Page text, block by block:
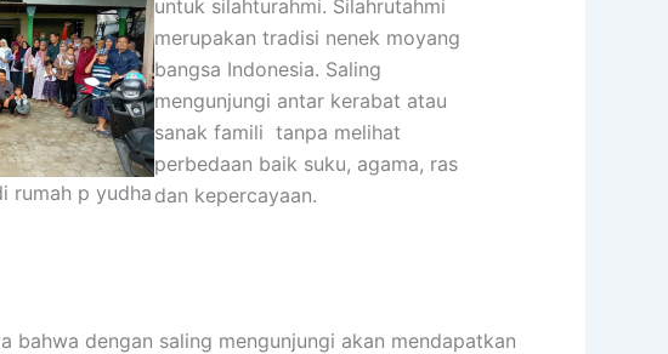
rumah p yudha
untuk silahturahmi. Silahrutahmi
merupakan tradisi nenek moyang
bangsa Indonesia. Saling
mengunjungi antar kerabat atau
sanak famili tanpa melihat
perbedaan baik suku, agama, ras
dan kepercayaan.
bahwa dengan saling mengunjungi akan mendapatkan